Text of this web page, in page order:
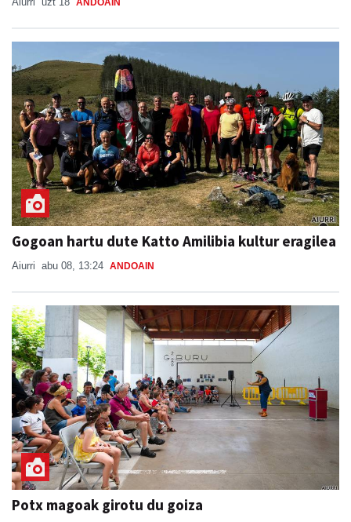
ANDOAIN
Gogoan hartu dute Katto Amilibia kultur eragilea
Aiurri abu 08, 13:24 ANDOAIN
Potx magoak girotu du goiza